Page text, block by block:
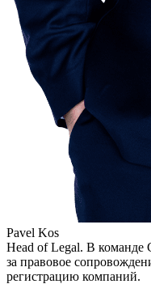
Pavel Kos
Head of Legal. В команде
за правовое
регистрацию компаний.